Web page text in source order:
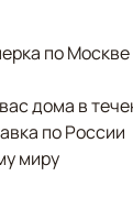
по Москве
дома в
по России
миру